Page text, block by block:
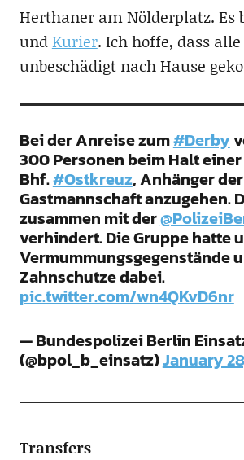
Herthaner am Nölderplatz. Es
undKurier. Ich hoffe, dass
unbeschädigt nach Hause
Bei der Anreise zum#Derby
300 Personen beim Halt
Bhf.#Ostkreuz, Anhänger der
Gastmannschaft anzugehen.
zusammen mit der
verhindert. Die Gruppe hatte
Vermummungsgegenstände
Zahnschutze dabei.
pic.twitter.com/wn4QKvD6nr
— Bundespolizei Berlin
(@bpol_b_einsatz)January
Transfers